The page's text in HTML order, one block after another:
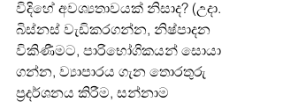
විදිහේ අවශ්‍යතාවයක් නිසාද? (උදා.
බිස්නස් වැඩිකරගන්න, නිෂ්පාදන
විකිණීමට, පාරිභෝගිකයන් සොයා
ගන්න, ව්‍යාපාරය ගැන තොරතුරු
ප්‍රදර්ශනය කිරීම, සන්නාම